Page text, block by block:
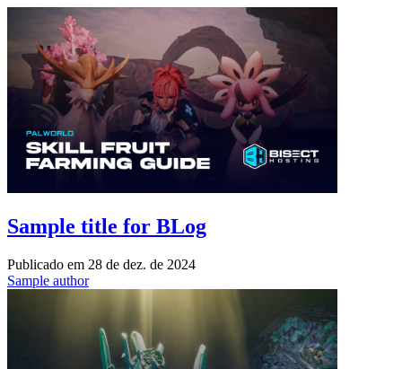
Sample title for BLog
Publicado em 28 de dez. de 2024
Sample author